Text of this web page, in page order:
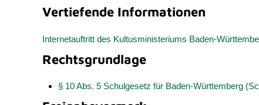
Vertiefende Informationen
Internetauftritt des Kultusministeriums Baden-
Rechtsgrundlage
§ 10 Abs. 5 Schulgesetz für Baden-Württemberg